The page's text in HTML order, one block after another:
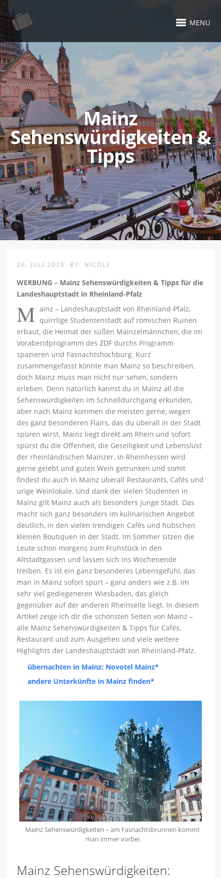
MENU
Mainz
Sehenswürdigkeiten &
Tipps
26. JULI 2020 BY NICOLE
WERBUNG – Mainz Sehenswürdigkeiten & Tipps für die
Landeshauptstadt in Rheinland-Pfalz
M ainz – Landeshauptstadt von Rheinland-Pfalz,
quirrlige Studentenstadt auf römischen Ruinen
erbaut, die Heimat der süßen Mainzelmännchen, die im
Vorabendprogramm des ZDF durchs Programm
spazieren und Fasnachtshochburg. Kurz
zusammengefasst könnte man Mainz so beschreiben,
doch Mainz muss man nicht nur sehen, sondern
erleben. Denn natürlich kannst du in Mainz all die
Sehenswürdigkeiten im Schnelldurchgang erkunden,
aber nach Mainz kommen die meisten gerne, wegen
des ganz besonderen Flairs, das du überall in der Stadt
spüren wirst. Mainz liegt direkt am Rhein und sofort
spürst du die Offenheit, die Geselligkeit und Lebenslust
der rheinländischen Mainzer. In Rheinhessen wird
gerne gelebt und guten Wein getrunken und somit
findest du auch in Mainz überall Restaurants, Cafés und
urige Weinlokale. Und dank der vielen Studenten in
Mainz gilt Mainz auch als besonders junge Stadt. Das
macht sich ganz besonders im kulinarischen Angebot
deutlich, in den vielen trendigen Cafés und hübschen
kleinen Boutiquen in der Stadt. Im Sommer sitzen die
Leute schon morgens zum Frühstück in den
Altstadtgassen und lassen sich ins Wochenende
treiben. Es ist ein ganz besonderes Lebensgefühl, das
man in Mainz sofort spürt – ganz anders wie z.B. im
sehr viel gediegeneren Wiesbaden, das gleich
gegenüber auf der anderen Rheinseite liegt. In diesem
Artikel zeige ich dir die schönsten Seiten von Mainz –
alle Mainz Sehenswürdigkeiten & Tipps für Cafés,
Restaurant und zum Ausgehen und viele weitere
Highlights der Landeshauptstadt von Rheinland-Pfalz.
übernachten in Mainz: Novotel Mainz*
andere Unterkünfte in Mainz finden*
Mainz Sehenswürdigkeiten – am Fasnachtsbrunnen kommt
man immer vorbei
Mainz Sehenswürdigkeiten: